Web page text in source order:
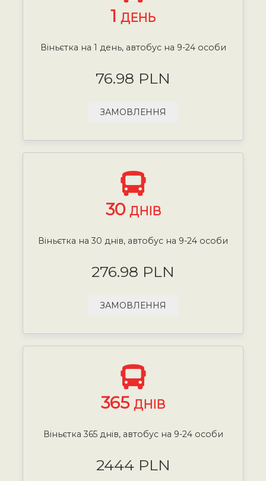
1 ДЕНЬ
Віньєтка на 1 день, автобус на 9-24 особи
76.98 PLN
ЗАМОВЛЕННЯ
30 ДНІВ
Віньєтка на 30 днів, автобус на 9-24 особи
276.98 PLN
ЗАМОВЛЕННЯ
365 ДНІВ
Віньєтка 365 днів, автобус на 9-24 особи
2444 PLN